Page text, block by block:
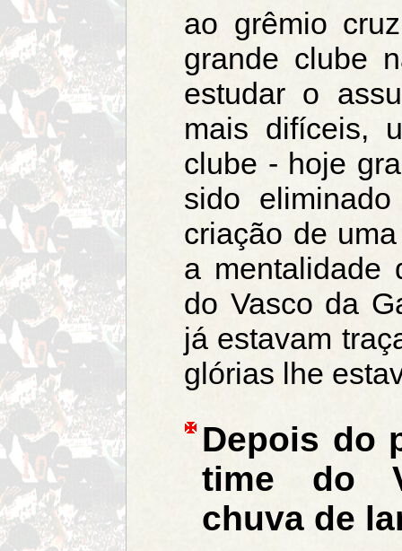
ao grêmio
grande clube
estudar o
mais difíceis,
clube - hoje
sido
criação de
a mentalidade
do Vasco da
já estavam
glórias lhe
Depois do
time do
chuva de